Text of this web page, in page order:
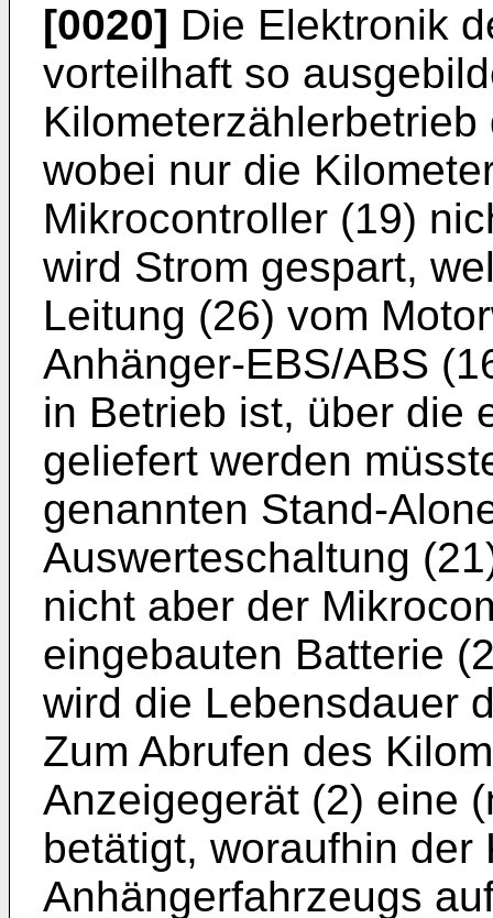
[0020] Die Elektronik
vorteilhaft so
wobei nur die
Mikrocontroller (19)
wird Strom gespart,
Leitung (26) vom
Anhänger-EBS/ABS
in Betrieb ist, über die
geliefert werden
genannten Stand-
Auswerteschaltung
nicht aber der
eingebauten Batterie
wird die Lebensdauer
Zum Abrufen des
Anzeigegerät (2) eine
betätigt, woraufhin der
Anhängerfahrzeugs